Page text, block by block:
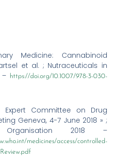
Medicine: Cannabinoid
et al. ; Nutraceuticals in
– https://doi.org/10.1007/978-3-030-
Expert Committee on Drug
Geneva, 4-7 June 2018 » ;
2018 –
medicines/access/controlled-